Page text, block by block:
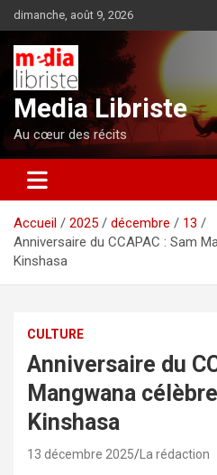
Aller
au
contenu
dimanche, août 9, 2026
Media Libriste
Au cœur des récits
Accueil 2025 décembre
13
Anniversaire du CCAPAC : Sam
Kinshasa
CULTURE
Anniversaire du
Mangwana
Kinshasa
13 décembre 2025 La rédaction